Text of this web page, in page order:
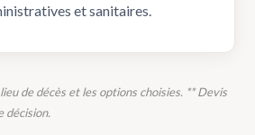
et sanitaires.
de décès et les options choisies. ** Devis
décision.